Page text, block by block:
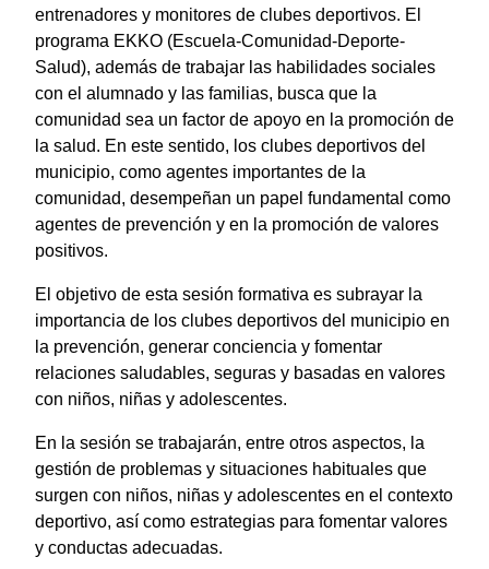
entrenadores y monitores de clubes deportivos. El
programa EKKO (Escuela-Comunidad-Deporte-
Salud), además de trabajar las habilidades sociales
con el alumnado y las familias, busca que la
comunidad sea un factor de apoyo en la promoción de
la salud. En este sentido, los clubes deportivos del
municipio, como agentes importantes de la
comunidad, desempeñan un papel fundamental como
agentes de prevención y en la promoción de valores
positivos.
El objetivo de esta sesión formativa es subrayar la
importancia de los clubes deportivos del municipio en
la prevención, generar conciencia y fomentar
relaciones saludables, seguras y basadas en valores
con niños, niñas y adolescentes.
En la sesión se trabajarán, entre otros aspectos, la
gestión de problemas y situaciones habituales que
surgen con niños, niñas y adolescentes en el contexto
deportivo, así como estrategias para fomentar valores
y conductas adecuadas.